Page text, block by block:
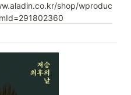
shop/wproduc